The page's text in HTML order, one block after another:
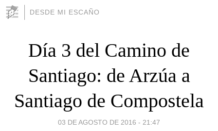
DESDE MI ESCAÑO
Día 3 del Camino de
Santiago: de Arzúa a
Santiago de Compostela
03 DE AGOSTO DE 2016 - 21:47